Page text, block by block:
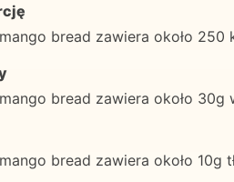
bread zawiera około 250
bread zawiera około 30g
bread zawiera około 10g